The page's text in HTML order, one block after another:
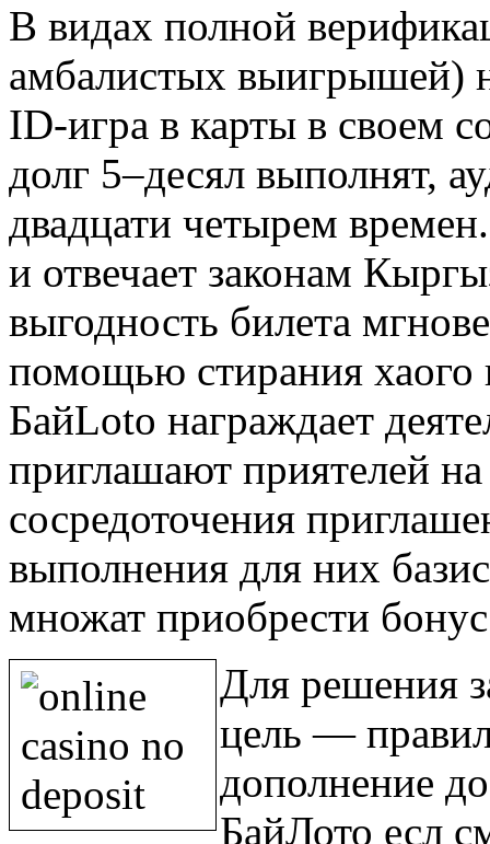
В видах полной
амбалистых выигрышей)
ID-игра в карты в своем
долг 5–десял выполнят,
двадцати четырем
и отвечает законам
выгодность билета
помощью стирания хаого
БайLoto награждает
приглашают приятелей
сосредоточения
выполнения для них
множат приобрести
Для решения
цель —
дополнение
БайЛото есл